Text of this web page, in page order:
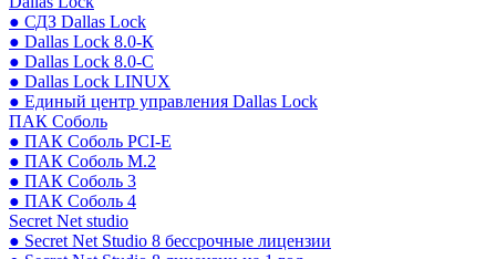
● СДЗ Dallas Lock
● Dallas Lock 8.0-К
● Dallas Lock 8.0-С
● Dallas Lock LINUX
● Единый центр управления Dallas Lock
ПАК Соболь
● ПАК Соболь PCI-E
● ПАК Соболь М.2
● ПАК Соболь 3
● ПАК Соболь 4
Secret Net studio
● Secret Net Studio 8 бессрочные лицензии